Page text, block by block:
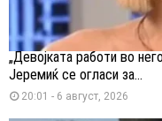
„Девојката работи во
Јеремиќ се огласи за...
20:01 - 6 август, 2026